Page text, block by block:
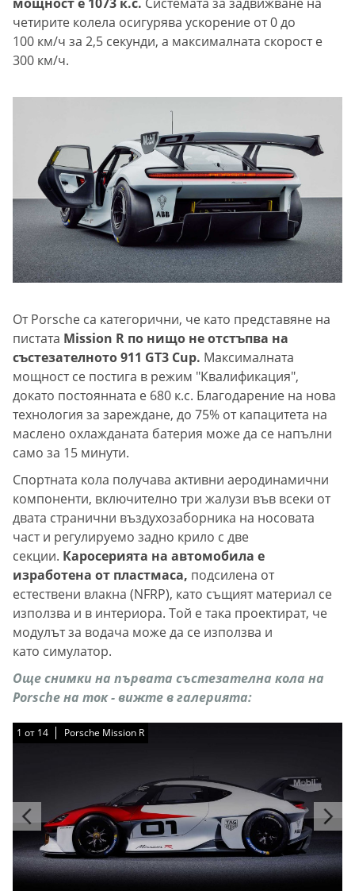
четирите колела осигурява ускорение от 0 до
100 км/ч за 2,5 секунди, а максималната скорост е
300 км/ч.
От Porschе са категорични, че като представяне на
пистата Mission R по нищо не отстъпва на
състезателното 911 GT3 Cup. Максималната
мощност се постига в режим "Квалификация",
докато постоянната е 680 к.с. Благодарение на нова
технология за зареждане, до 75% от капацитета на
маслено охлажданата батерия може да се напълни
само за 15 минути.
Спортната кола получава активни аеродинамични
компоненти, включително три жалузи във всеки от
двата странични въздухозаборника на носовата
част и регулируемо задно крило с две
секции. Каросерията на автомобила е
изработена от пластмаса, подсилена от
естествени влакна (NFRP), като същият материал се
използва и в интериора. Той е така проектират, че
модулът за водача може да се използва и
като симулатор.
Още снимки на първата състезателна кола на
Porsche на ток - вижте в галерията:
1 от 14 Porsche Mission R
1 от 14 Porsche Mission R
1 от 14 Porsche Mission R
1 от 14 Porsche Mission R
1 от 14 Porsche Mission R
1 от 14 Porsche Mission R
1 от 14 Porsche Mission R
1 от 14 Porsche Mission R
1 от 14 Porsche Mission R
1 от 14 Porsche Mission R
1 от 14 Porsche Mission R
1 от 14 Porsche Mission R
1 от 14 Porsche Mission R
1 от 14 Porsche Mission R